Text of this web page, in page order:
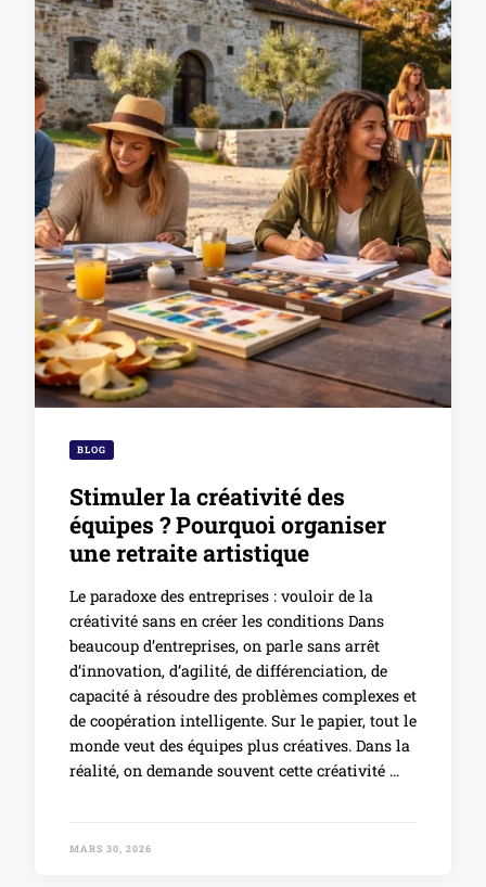
BLOG
Stimuler la créativité des
équipes ? Pourquoi organiser
une retraite artistique
Le paradoxe des entreprises : vouloir de la
créativité sans en créer les conditions Dans
beaucoup d’entreprises, on parle sans arrêt
d’innovation, d’agilité, de différenciation, de
capacité à résoudre des problèmes complexes et
de coopération intelligente. Sur le papier, tout le
monde veut des équipes plus créatives. Dans la
réalité, on demande souvent cette créativité …
MARS 30, 2026